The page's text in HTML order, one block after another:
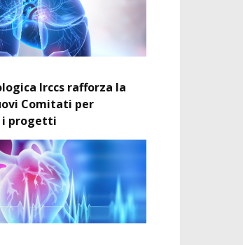
Irccs rafforza la
Comitati per
i progetti